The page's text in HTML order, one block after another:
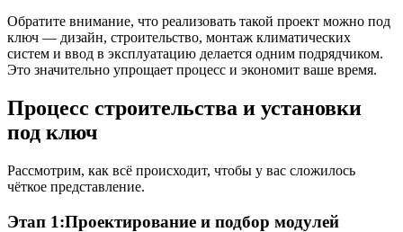
Обратите внимание, что реализовать такой проект можно под
ключ — дизайн, строительство, монтаж климатических
систем и ввод в эксплуатацию делается одним подрядчиком.
Это значительно упрощает процесс и экономит ваше время.
Процесс строительства и установки
под ключ
Рассмотрим, как всё происходит, чтобы у вас сложилось
чёткое представление.
Этап 1:Проектирование и подбор модулей